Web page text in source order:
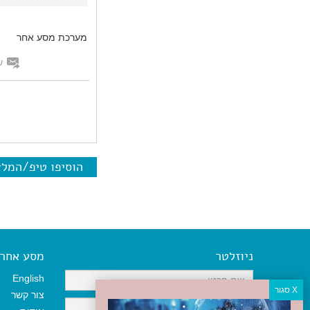
מערכת מסע אחר
הוסיפו טיפ/
ניוזלטר מסע אחר
English
צור קשר